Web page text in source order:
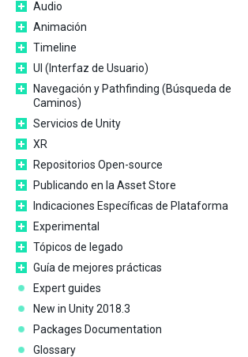
Audio
Animación
Timeline
UI (Interfaz de Usuario)
Navegación y Pathfinding (Búsqueda de
Caminos)
Servicios de Unity
XR
Repositorios Open-source
Publicando en la Asset Store
Indicaciones Específicas de Plataforma
Experimental
Tópicos de legado
Guía de mejores prácticas
Expert guides
New in Unity 2018.3
Packages Documentation
Glossary